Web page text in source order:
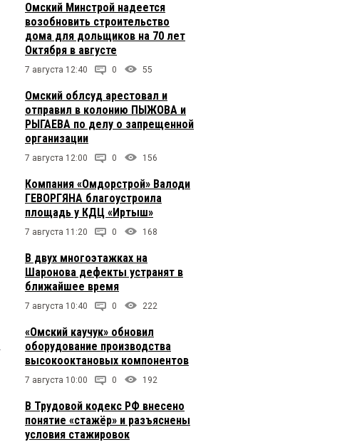
Омский Минстрой надеется
возобновить строительство
дома для дольщиков на 70 лет
Октября в августе
7 августа 12:40 0 55
Омский облсуд арестовал и
отправил в колонию ПЫЖОВА и
РЫГАЕВА по делу о запрещенной
организации
7 августа 12:00 0 156
Компания «Омдорстрой» Валоди
ГЕВОРГЯНА благоустроила
площадь у КДЦ «Иртыш»
7 августа 11:20 0 168
В двух многоэтажках на
Шаронова дефекты устранят в
ближайшее время
7 августа 10:40 0 222
«Омский каучук» обновил
оборудование производства
высокооктановых компонентов
7 августа 10:00 0 192
В Трудовой кодекс РФ внесено
понятие «стажёр» и разъяснены
условия стажировок